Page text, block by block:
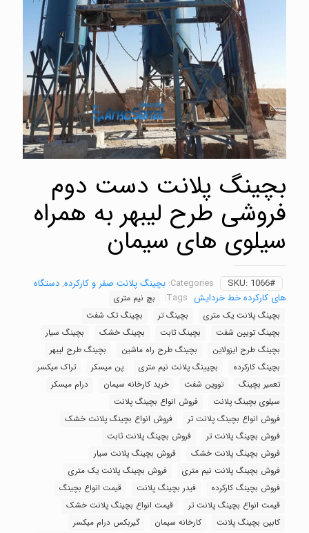
بچینگ پلانت دست دوم
فروشی طرح لیبهر به همراه
سیلوی های سیمان
SKU: 1066#
Categories: بچینگ پلانت صفر و کارکرده,دستگاه
های کارکرده خط خردایش Tags:
بچ نیم متری
بچینگ پلانت یک متری
بچینگ تر
بچینگ تک شفت
بچینگ تویین شفت
بچینگ ثابت بچینگ خشک
بچینگ سیار
بچینگ طرح ایزولاین
بچینگ طرح راه ماشین
بچینگ طرح لیبهر
بچینگ کارکرده
بچیینگ پلانت نیم متری پن میسکر
تراک میکسر
تعمیر بچینگ
تووین شفت خرید کارخانه سیمان
درام میسکر
سیلوی بچینگ پلانت
فروش انواع بچینگ پلانت
فروش انواع بچینگ پلانت تر
فروش انواع بچینگ پلانت خشک
فروش بچینگ پلانت تر
فروش بچینگ پلانت ثابت
فروش بچینگ پلانت خشک
فروش بچینگ پلانت سیار
فروش بچینگ پلانت نیم متری
فروش بچینگ پلانت یک متری
فروش بچینگ کارکرده
فیدر بچینگ پلانت
قیمت انواع بچینگ
قیمت انواع بچینگ پلانت تر
قیمت انواع بچینگ پلانت خشک
کابین بچینگ پلانت
کارخانه سیمان
گیربکس درام میکسر